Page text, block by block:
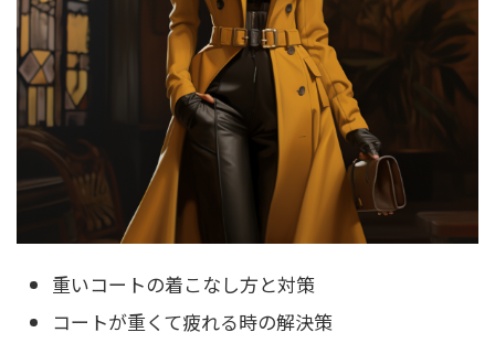
重いコートの着こなし方と対策
コートが重くて疲れる時の解決策